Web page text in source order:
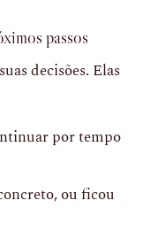
passos
decisões. Elas
por tempo
ou ficou